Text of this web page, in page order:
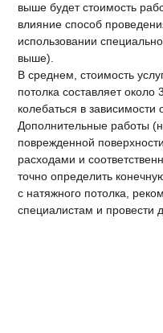
выше будет стоимость
влияние способ
использовании
выше).
В среднем, стоимость
потолка составляет
колебаться в зависимости
Дополнительные работы
поврежденной
расходами и
точно определить
с натяжного потолка,
специалистам и провести